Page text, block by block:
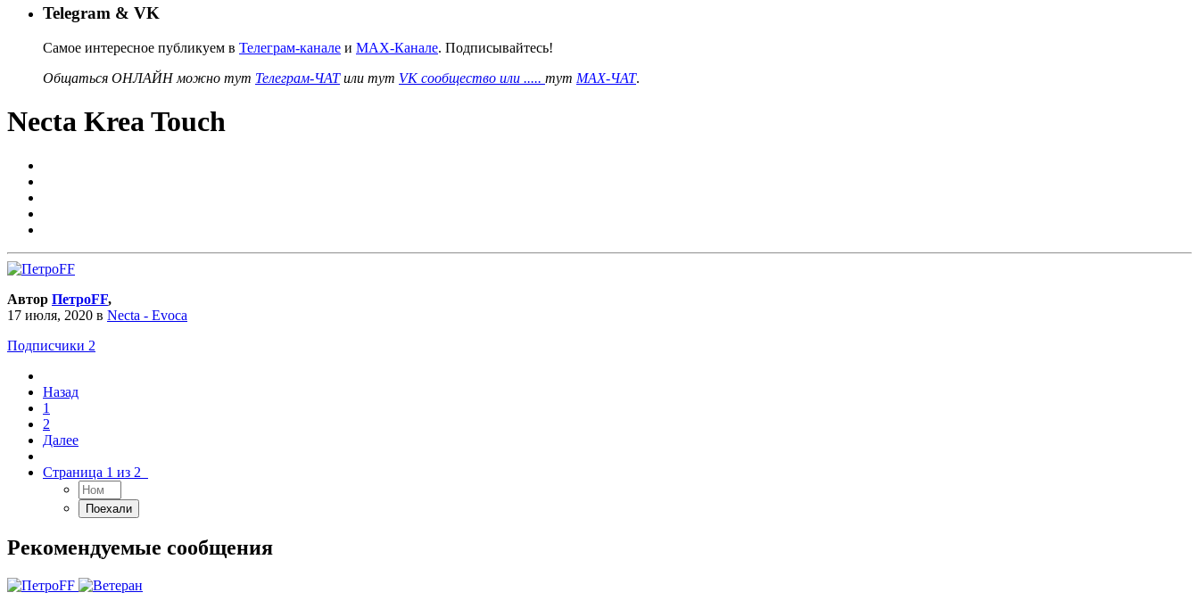
Telegram & VK
Самое интересное публикуем в Телеграм-канале и MAX-Канале. Подписывайтесь!
Общаться ОНЛАЙН можно тут Телеграм-ЧАТили тут VK сообщество или ..... тут MAX-ЧАТ.
Necta Krea Touch
Автор ПетроFF,
17 июля, 2020 в Necta - Evoca
Подписчики 2
Назад
1
2
Далее
Страница 1 из 2
Рекомендуемые сообщения